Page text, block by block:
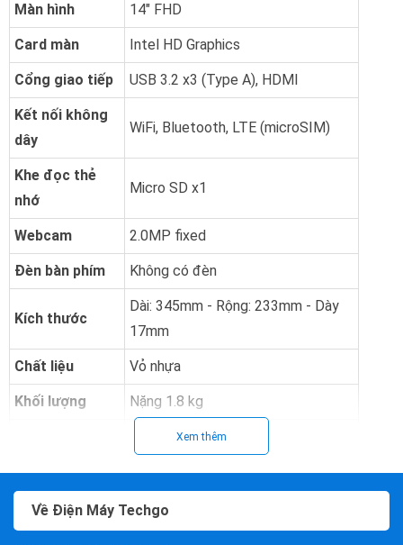
Màn hình 14" FHD
Card màn Intel HD Graphics
Cổng giao tiếp USB 3.2 x3 (Type A), HDMI
Kết nối không
dây
WiFi, Bluetooth, LTE (microSIM)
Khe đọc thẻ
nhớ
Micro SD x1
Webcam 2.0MP fixed
Đèn bàn phím Không có đèn
Kích thước
Dài: 345mm - Rộng: 233mm - Dày
17mm
Chất liệu Vỏ nhựa
Khối lượng Nặng 1.8 kg
3950mAh 45W
Năm ra mắt 2022
Xem thêm
Về Điện Máy Techgo